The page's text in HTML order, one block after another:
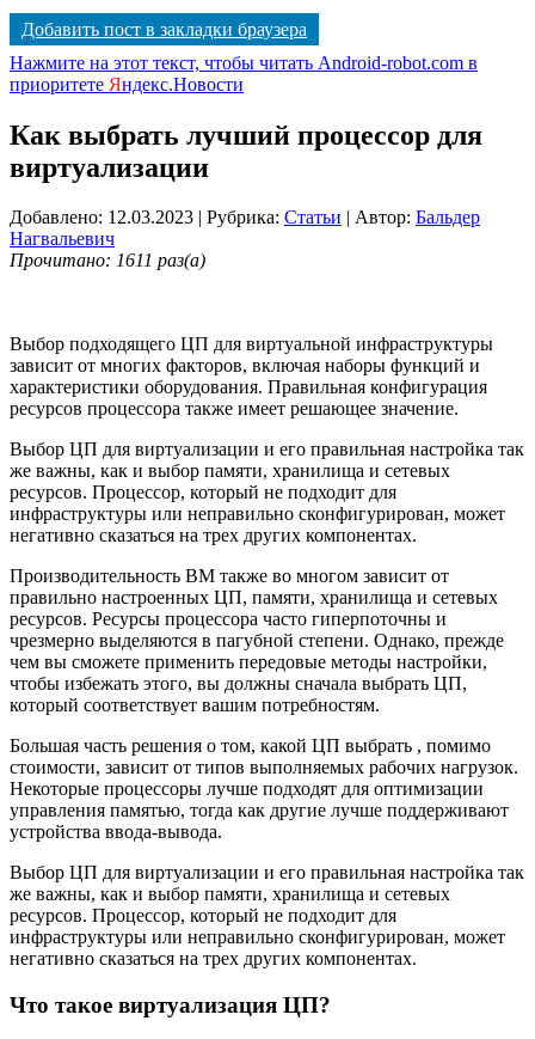
Добавить пост в закладки браузера
Нажмите на этот текст, чтобы читать Android-robot.com в
приоритете Яндекс.Новости
Как выбрать лучший процессор для
виртуализации
Добавлено: 12.03.2023 | Рубрика: Статьи | Автор: Бальдер
Нагвальевич
Прочитано: 1611 раз(а)
Выбор подходящего ЦП для виртуальной инфраструктуры
зависит от многих факторов, включая наборы функций и
характеристики оборудования. Правильная конфигурация
ресурсов процессора также имеет решающее значение.
Выбор ЦП для виртуализации и его правильная настройка так
же важны, как и выбор памяти, хранилища и сетевых
ресурсов. Процессор, который не подходит для
инфраструктуры или неправильно сконфигурирован, может
негативно сказаться на трех других компонентах.
Производительность ВМ также во многом зависит от
правильно настроенных ЦП, памяти, хранилища и сетевых
ресурсов. Ресурсы процессора часто гиперпоточны и
чрезмерно выделяются в пагубной степени. Однако, прежде
чем вы сможете применить передовые методы настройки,
чтобы избежать этого, вы должны сначала выбрать ЦП,
который соответствует вашим потребностям.
Большая часть решения о том, какой ЦП выбрать , помимо
стоимости, зависит от типов выполняемых рабочих нагрузок.
Некоторые процессоры лучше подходят для оптимизации
управления памятью, тогда как другие лучше поддерживают
устройства ввода-вывода.
Выбор ЦП для виртуализации и его правильная настройка так
же важны, как и выбор памяти, хранилища и сетевых
ресурсов. Процессор, который не подходит для
инфраструктуры или неправильно сконфигурирован, может
негативно сказаться на трех других компонентах.
Что такое виртуализация ЦП?